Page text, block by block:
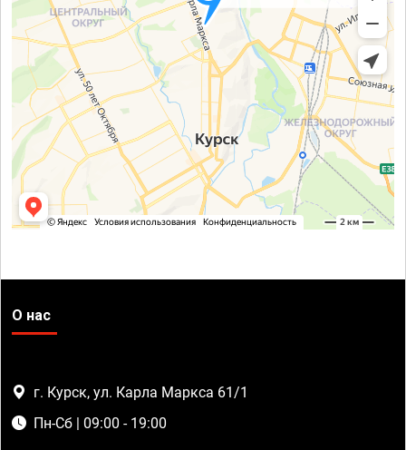
О нас
г. Курск, ул. Карла Маркса 61/1
Пн-Сб | 09:00 - 19:00